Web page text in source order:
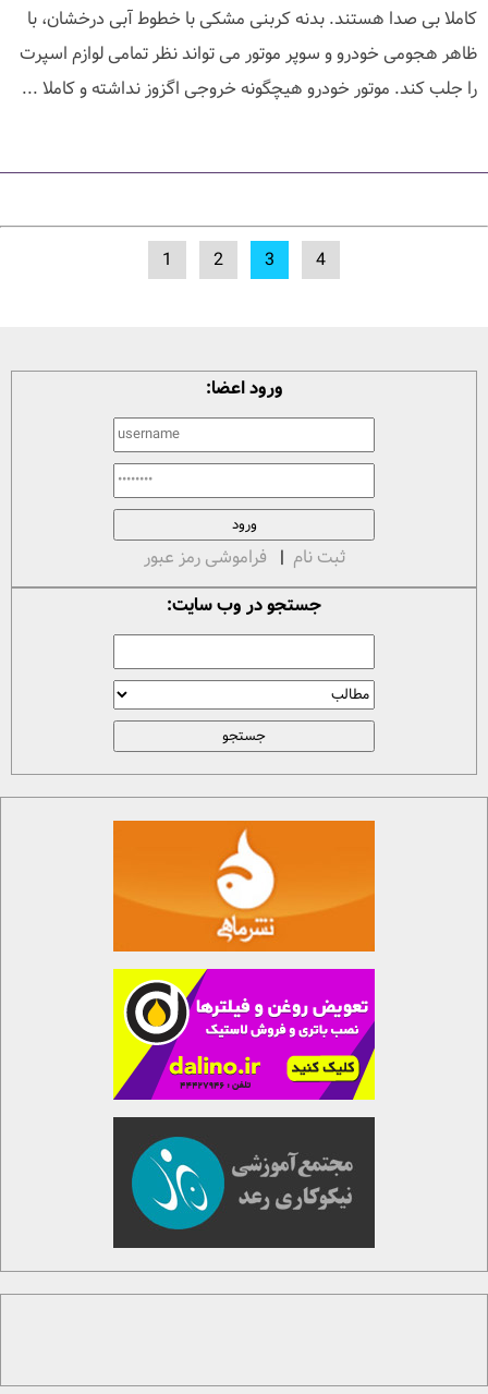
کاملا بی صدا هستند. بدنه کربنی مشکی با خطوط آبی درخشان، با
ظاهر هجومی خودرو و سوپر موتور می تواند نظر تمامی لوازم اسپرت
را جلب کند. موتور خودرو هیچگونه خروجی اگزوز نداشته و کاملا ...
1 2 3 4
ورود اعضا:
ثبت نام | فراموشی رمز عبور
جستجو در وب سایت: